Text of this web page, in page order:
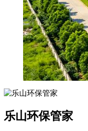
乐山环保管家